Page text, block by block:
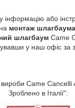
інформацію або
монтаж шлагбаума
шлагбаум Came
у наш офіс за
вироби Came
Зроблено в Італії":